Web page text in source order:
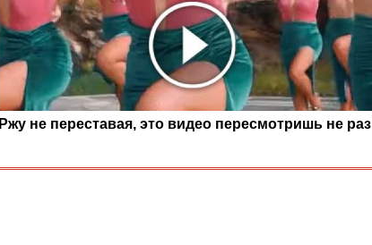
Ржу не переставая, это видео пересмотришь не раз